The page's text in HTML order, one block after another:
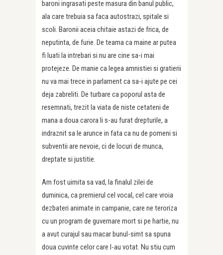
baroni ingrasati peste masura din banul public,
ala care trebuia sa faca autostrazi, spitale si
scoli. Baronii aceia chitaie astazi de frica, de
neputinta, de furie. De teama ca maine ar putea
fi luati la intrebari si nu are cine sa-i mai
protejeze. De manie ca legea amnistiei si gratierii
nu va mai trece in parlament ca sa-i ajute pe cei
deja zabreliti. De turbare ca poporul asta de
resemnati, trezit la viata de niste cetateni de
mana a doua carora li s-au furat drepturile, a
indraznit sa le arunce in fata ca nu de pomeni si
subventii are nevoie, ci de locuri de munca,
dreptate si justitie.
Am fost uimita sa vad, la finalul zilei de
duminica, ca premierul cel vocal, cel care vroia
dezbateri animate in campanie, care ne teroriza
cu un program de guvernare mort si pe hartie, nu
a avut curajul sau macar bunul-simt sa spuna
doua cuvinte celor care l-au votat. Nu stiu cum